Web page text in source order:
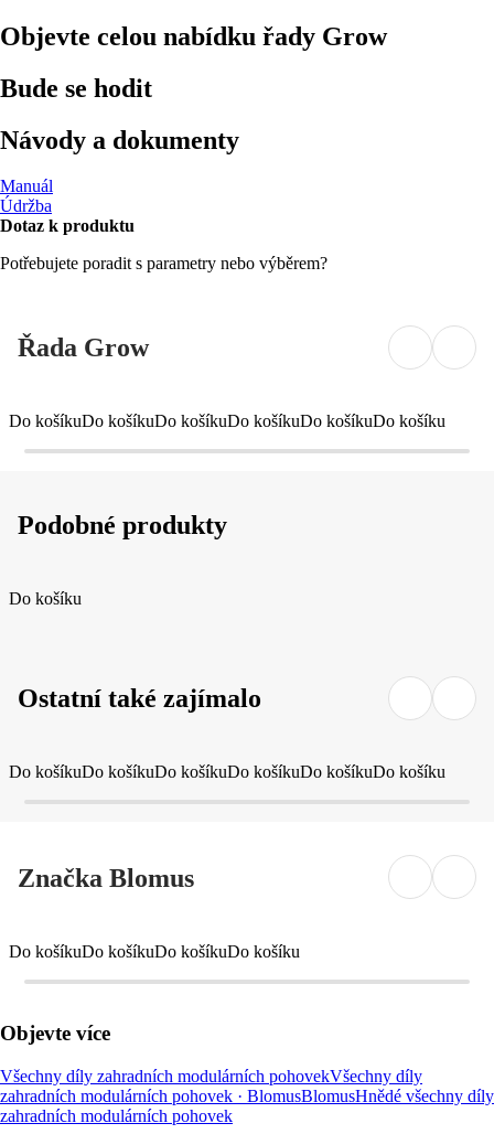
Objevte celou nabídku řady Grow
Bude se hodit
Návody a dokumenty
Manuál
Údržba
Dotaz k produktu
Potřebujete poradit s parametry nebo výběrem?
Řada Grow
Do košíkuDo košíkuDo košíkuDo košíkuDo košíkuDo košíku
Podobné produkty
Do košíku
Ostatní také zajímalo
Do košíkuDo košíkuDo košíkuDo košíkuDo košíkuDo košíku
Značka Blomus
Do košíkuDo košíkuDo košíkuDo košíku
Objevte více
Všechny díly zahradních modulárních pohovekVšechny díly
zahradních modulárních pohovek · BlomusBlomusHnědé všechny díly
zahradních modulárních pohovek